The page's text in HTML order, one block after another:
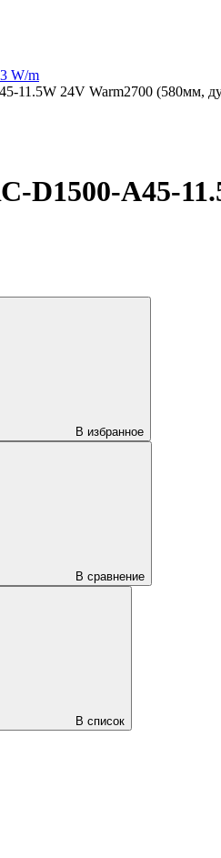
W/m
11.5W 24V Warm2700 (580мм,
D1500-A45-
В избранное
В сравнение
В список